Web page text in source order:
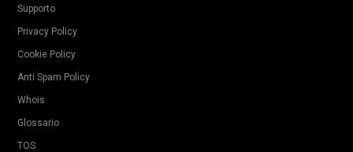
Supporto
Privacy Policy
Cookie Policy
Anti Spam Policy
Whois
Glossario
TOS